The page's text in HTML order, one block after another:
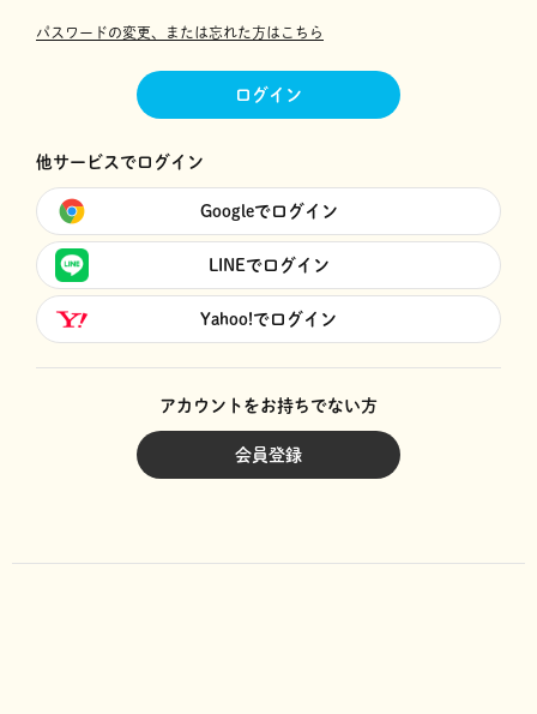
パスワードの変更、または忘れた方はこちら
ログイン
他サービスでログイン
Googleでログイン
LINEでログイン
Yahoo!でログイン
アカウントをお持ちでない方
会員登録